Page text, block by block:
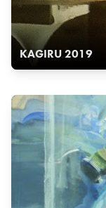
KAGIRU 2019